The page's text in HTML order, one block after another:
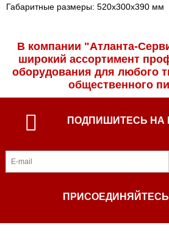
Габаритные размеры: 520х300х390 мм
В компании "Атланта-
широкий ассортимент
оборудования для любого
общественного
ПОДПИШИТЕСЬ НА